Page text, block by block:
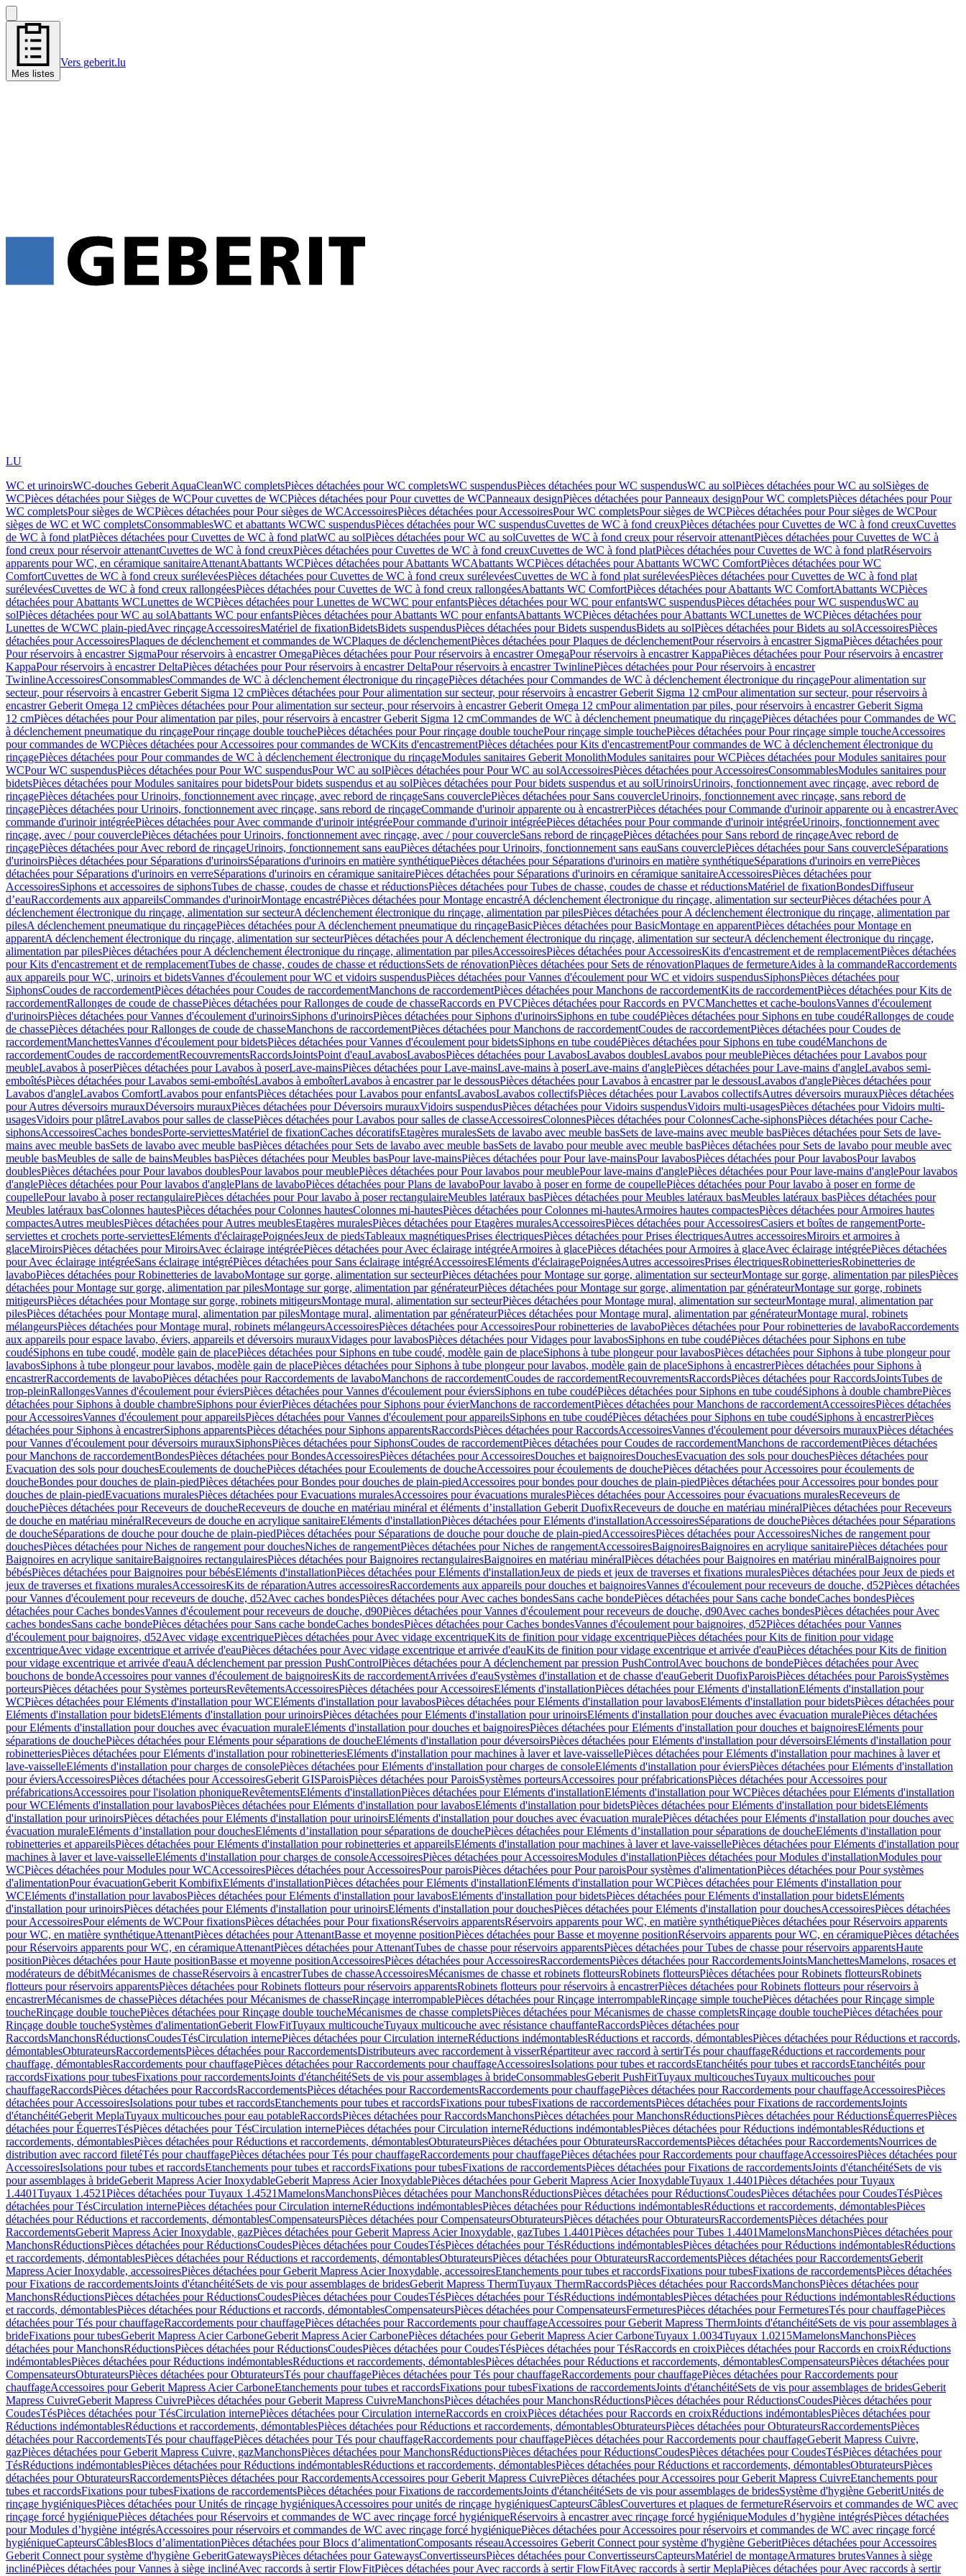
Mes listes
Vers geberit.lu
LU
WC et urinoirsWC-douches Geberit AquaCleanWC completsPièces détachées pour WC completsWC suspendusPièces détachées pour WC suspendusWC au solPièces détachées pour WC au solSièges de
WCPièces détachées pour Sièges de WCPour cuvettes de WCPièces détachées pour Pour cuvettes de WCPanneaux designPièces détachées pour Panneaux designPour WC completsPièces détachées pour Pour
WC completsPour sièges de WCPièces détachées pour Pour sièges de WCAccessoiresPièces détachées pour AccessoiresPour WC completsPour sièges de WCPièces détachées pour Pour sièges de WCPour
sièges de WC et WC completsConsommablesWC et abattants WCWC suspendusPièces détachées pour WC suspendusCuvettes de WC à fond creuxPièces détachées pour Cuvettes de WC à fond creuxCuvettes
de WC à fond platPièces détachées pour Cuvettes de WC à fond platWC au solPièces détachées pour WC au solCuvettes de WC à fond creux pour réservoir attenantPièces détachées pour Cuvettes de WC à
fond creux pour réservoir attenantCuvettes de WC à fond creuxPièces détachées pour Cuvettes de WC à fond creuxCuvettes de WC à fond platPièces détachées pour Cuvettes de WC à fond platRéservoirs
apparents pour WC, en céramique sanitaireAttenantAbattants WCPièces détachées pour Abattants WCAbattants WCPièces détachées pour Abattants WCWC ComfortPièces détachées pour WC
ComfortCuvettes de WC à fond creux surélevéesPièces détachées pour Cuvettes de WC à fond creux surélevéesCuvettes de WC à fond plat surélevéesPièces détachées pour Cuvettes de WC à fond plat
surélevéesCuvettes de WC à fond creux rallongéesPièces détachées pour Cuvettes de WC à fond creux rallongéesAbattants WC ComfortPièces détachées pour Abattants WC ComfortAbattants WCPièces
détachées pour Abattants WCLunettes de WCPièces détachées pour Lunettes de WCWC pour enfantsPièces détachées pour WC pour enfantsWC suspendusPièces détachées pour WC suspendusWC au
solPièces détachées pour WC au solAbattants WC pour enfantsPièces détachées pour Abattants WC pour enfantsAbattants WCPièces détachées pour Abattants WCLunettes de WCPièces détachées pour
Lunettes de WCWC plain-piedAvec rinçageAccessoiresMatériel de fixationBidetsBidets suspendusPièces détachées pour Bidets suspendusBidets au solPièces détachées pour Bidets au solAccessoiresPièces
détachées pour AccessoiresPlaques de déclenchement et commandes de WCPlaques de déclenchementPièces détachées pour Plaques de déclenchementPour réservoirs à encastrer SigmaPièces détachées pour
Pour réservoirs à encastrer SigmaPour réservoirs à encastrer OmegaPièces détachées pour Pour réservoirs à encastrer OmegaPour réservoirs à encastrer KappaPièces détachées pour Pour réservoirs à encastrer
KappaPour réservoirs à encastrer DeltaPièces détachées pour Pour réservoirs à encastrer DeltaPour réservoirs à encastrer TwinlinePièces détachées pour Pour réservoirs à encastrer
TwinlineAccessoiresConsommablesCommandes de WC à déclenchement électronique du rinçagePièces détachées pour Commandes de WC à déclenchement électronique du rinçagePour alimentation sur
secteur, pour réservoirs à encastrer Geberit Sigma 12 cmPièces détachées pour Pour alimentation sur secteur, pour réservoirs à encastrer Geberit Sigma 12 cmPour alimentation sur secteur, pour réservoirs à
encastrer Geberit Omega 12 cmPièces détachées pour Pour alimentation sur secteur, pour réservoirs à encastrer Geberit Omega 12 cmPour alimentation par piles, pour réservoirs à encastrer Geberit Sigma
12 cmPièces détachées pour Pour alimentation par piles, pour réservoirs à encastrer Geberit Sigma 12 cmCommandes de WC à déclenchement pneumatique du rinçagePièces détachées pour Commandes de WC
à déclenchement pneumatique du rinçagePour rinçage double touchePièces détachées pour Pour rinçage double touchePour rinçage simple touchePièces détachées pour Pour rinçage simple toucheAccessoires
pour commandes de WCPièces détachées pour Accessoires pour commandes de WCKits d'encastrementPièces détachées pour Kits d'encastrementPour commandes de WC à déclenchement électronique du
rinçagePièces détachées pour Pour commandes de WC à déclenchement électronique du rinçageModules sanitaires Geberit MonolithModules sanitaires pour WCPièces détachées pour Modules sanitaires pour
WCPour WC suspendusPièces détachées pour Pour WC suspendusPour WC au solPièces détachées pour Pour WC au solAccessoiresPièces détachées pour AccessoiresConsommablesModules sanitaires pour
bidetsPièces détachées pour Modules sanitaires pour bidetsPour bidets suspendus et au solPièces détachées pour Pour bidets suspendus et au solUrinoirsUrinoirs, fonctionnement avec rinçage, avec rebord de
rinçagePièces détachées pour Urinoirs, fonctionnement avec rinçage, avec rebord de rinçageSans couverclePièces détachées pour Sans couvercleUrinoirs, fonctionnement avec rinçage, sans rebord de
rinçagePièces détachées pour Urinoirs, fonctionnement avec rinçage, sans rebord de rinçageCommande d'urinoir apparente ou à encastrerPièces détachées pour Commande d'urinoir apparente ou à encastrerAvec
commande d'urinoir intégréePièces détachées pour Avec commande d'urinoir intégréePour commande d'urinoir intégréePièces détachées pour Pour commande d'urinoir intégréeUrinoirs, fonctionnement avec
rinçage, avec / pour couverclePièces détachées pour Urinoirs, fonctionnement avec rinçage, avec / pour couvercleSans rebord de rinçagePièces détachées pour Sans rebord de rinçageAvec rebord de
rinçagePièces détachées pour Avec rebord de rinçageUrinoirs, fonctionnement sans eauPièces détachées pour Urinoirs, fonctionnement sans eauSans couverclePièces détachées pour Sans couvercleSéparations
d'urinoirsPièces détachées pour Séparations d'urinoirsSéparations d'urinoirs en matière synthétiquePièces détachées pour Séparations d'urinoirs en matière synthétiqueSéparations d'urinoirs en verrePièces
détachées pour Séparations d'urinoirs en verreSéparations d'urinoirs en céramique sanitairePièces détachées pour Séparations d'urinoirs en céramique sanitaireAccessoiresPièces détachées pour
AccessoiresSiphons et accessoires de siphonsTubes de chasse, coudes de chasse et réductionsPièces détachées pour Tubes de chasse, coudes de chasse et réductionsMatériel de fixationBondesDiffuseur
d’eauRaccordements aux appareilsCommandes d'urinoirMontage encastréPièces détachées pour Montage encastréA déclenchement électronique du rinçage, alimentation sur secteurPièces détachées pour A
déclenchement électronique du rinçage, alimentation sur secteurA déclenchement électronique du rinçage, alimentation par pilesPièces détachées pour A déclenchement électronique du rinçage, alimentation par
pilesA déclenchement pneumatique du rinçagePièces détachées pour A déclenchement pneumatique du rinçageBasicPièces détachées pour BasicMontage en apparentPièces détachées pour Montage en
apparentA déclenchement électronique du rinçage, alimentation sur secteurPièces détachées pour A déclenchement électronique du rinçage, alimentation sur secteurA déclenchement électronique du rinçage,
alimentation par pilesPièces détachées pour A déclenchement électronique du rinçage, alimentation par pilesAccessoiresPièces détachées pour AccessoiresKits d'encastrement et de remplacementPièces détachées
pour Kits d'encastrement et de remplacementTubes de chasse, coudes de chasse et réductionsSets de rénovationPièces détachées pour Sets de rénovationPlaques de fermetureAides à la commandeRaccordements
aux appareils pour WC, urinoirs et bidetsVannes d'écoulement pour WC et vidoirs suspendusPièces détachées pour Vannes d'écoulement pour WC et vidoirs suspendusSiphonsPièces détachées pour
SiphonsCoudes de raccordementPièces détachées pour Coudes de raccordementManchons de raccordementPièces détachées pour Manchons de raccordementKits de raccordementPièces détachées pour Kits de
raccordementRallonges de coude de chassePièces détachées pour Rallonges de coude de chasseRaccords en PVCPièces détachées pour Raccords en PVCManchettes et cache-boulonsVannes d'écoulement
d'urinoirsPièces détachées pour Vannes d'écoulement d'urinoirsSiphons d'urinoirsPièces détachées pour Siphons d'urinoirsSiphons en tube coudéPièces détachées pour Siphons en tube coudéRallonges de coude
de chassePièces détachées pour Rallonges de coude de chasseManchons de raccordementPièces détachées pour Manchons de raccordementCoudes de raccordementPièces détachées pour Coudes de
raccordementManchettesVannes d'écoulement pour bidetsPièces détachées pour Vannes d'écoulement pour bidetsSiphons en tube coudéPièces détachées pour Siphons en tube coudéManchons de
raccordementCoudes de raccordementRecouvrementsRaccordsJointsPoint d'eauLavabosLavabosPièces détachées pour LavabosLavabos doublesLavabos pour meublePièces détachées pour Lavabos pour
meubleLavabos à poserPièces détachées pour Lavabos à poserLave-mainsPièces détachées pour Lave-mainsLave-mains à poserLave-mains d'anglePièces détachées pour Lave-mains d'angleLavabos semi-
emboîtésPièces détachées pour Lavabos semi-emboîtésLavabos à emboîterLavabos à encastrer par le dessousPièces détachées pour Lavabos à encastrer par le dessousLavabos d'anglePièces détachées pour
Lavabos d'angleLavabos ComfortLavabos pour enfantsPièces détachées pour Lavabos pour enfantsLavabosLavabos collectifsPièces détachées pour Lavabos collectifsAutres déversoirs murauxPièces détachées
pour Autres déversoirs murauxDéversoirs murauxPièces détachées pour Déversoirs murauxVidoirs suspendusPièces détachées pour Vidoirs suspendusVidoirs multi-usagesPièces détachées pour Vidoirs multi-
usagesVidoirs pour plâtreLavabos pour salles de classePièces détachées pour Lavabos pour salles de classeAccessoiresColonnesPièces détachées pour ColonnesCache-siphonsPièces détachées pour Cache-
siphonsAccessoiresCaches bondesPorte-serviettesMatériel de fixationCaches décoratifsEtagères muralesSets de lavabo avec meuble basSets de lave-mains avec meuble basPièces détachées pour Sets de lave-
mains avec meuble basSets de lavabo avec meuble basPièces détachées pour Sets de lavabo avec meuble basSets de lavabo pour meuble avec meuble basPièces détachées pour Sets de lavabo pour meuble avec
meuble basMeubles de salle de bainsMeubles basPièces détachées pour Meubles basPour lave-mainsPièces détachées pour Pour lave-mainsPour lavabosPièces détachées pour Pour lavabosPour lavabos
doublesPièces détachées pour Pour lavabos doublesPour lavabos pour meublePièces détachées pour Pour lavabos pour meublePour lave-mains d'anglePièces détachées pour Pour lave-mains d'anglePour lavabos
d'anglePièces détachées pour Pour lavabos d'anglePlans de lavaboPièces détachées pour Plans de lavaboPour lavabo à poser en forme de coupellePièces détachées pour Pour lavabo à poser en forme de
coupellePour lavabo à poser rectangulairePièces détachées pour Pour lavabo à poser rectangulaireMeubles latéraux basPièces détachées pour Meubles latéraux basMeubles latéraux basPièces détachées pour
Meubles latéraux basColonnes hautesPièces détachées pour Colonnes hautesColonnes mi-hautesPièces détachées pour Colonnes mi-hautesArmoires hautes compactesPièces détachées pour Armoires hautes
compactesAutres meublesPièces détachées pour Autres meublesEtagères muralesPièces détachées pour Etagères muralesAccessoiresPièces détachées pour AccessoiresCasiers et boîtes de rangementPorte-
serviettes et crochets porte-serviettesEléments d'éclairagePoignéesJeux de piedsTableaux magnétiquesPrises électriquesPièces détachées pour Prises électriquesAutres accessoiresMiroirs et armoires à
glaceMiroirsPièces détachées pour MiroirsAvec éclairage intégréePièces détachées pour Avec éclairage intégréeArmoires à glacePièces détachées pour Armoires à glaceAvec éclairage intégréePièces détachées
pour Avec éclairage intégréeSans éclairage intégréPièces détachées pour Sans éclairage intégréAccessoiresEléments d'éclairagePoignéesAutres accessoiresPrises électriquesRobinetteriesRobinetteries de
lavaboPièces détachées pour Robinetteries de lavaboMontage sur gorge, alimentation sur secteurPièces détachées pour Montage sur gorge, alimentation sur secteurMontage sur gorge, alimentation par pilesPièces
détachées pour Montage sur gorge, alimentation par pilesMontage sur gorge, alimentation par générateurPièces détachées pour Montage sur gorge, alimentation par générateurMontage sur gorge, robinets
mitigeursPièces détachées pour Montage sur gorge, robinets mitigeursMontage mural, alimentation sur secteurPièces détachées pour Montage mural, alimentation sur secteurMontage mural, alimentation par
pilesPièces détachées pour Montage mural, alimentation par pilesMontage mural, alimentation par générateurPièces détachées pour Montage mural, alimentation par générateurMontage mural, robinets
mélangeursPièces détachées pour Montage mural, robinets mélangeursAccessoiresPièces détachées pour AccessoiresPour robinetteries de lavaboPièces détachées pour Pour robinetteries de lavaboRaccordements
aux appareils pour espace lavabo, éviers, appareils et déversoirs murauxVidages pour lavabosPièces détachées pour Vidages pour lavabosSiphons en tube coudéPièces détachées pour Siphons en tube
coudéSiphons en tube coudé, modèle gain de placePièces détachées pour Siphons en tube coudé, modèle gain de placeSiphons à tube plongeur pour lavabosPièces détachées pour Siphons à tube plongeur pour
lavabosSiphons à tube plongeur pour lavabos, modèle gain de placePièces détachées pour Siphons à tube plongeur pour lavabos, modèle gain de placeSiphons à encastrerPièces détachées pour Siphons à
encastrerRaccordements de lavaboPièces détachées pour Raccordements de lavaboManchons de raccordementCoudes de raccordementRecouvrementsRaccordsPièces détachées pour RaccordsJointsTubes de
trop-pleinRallongesVannes d'écoulement pour éviersPièces détachées pour Vannes d'écoulement pour éviersSiphons en tube coudéPièces détachées pour Siphons en tube coudéSiphons à double chambrePièces
détachées pour Siphons à double chambreSiphons pour évierPièces détachées pour Siphons pour évierManchons de raccordementPièces détachées pour Manchons de raccordementAccessoiresPièces détachées
pour AccessoiresVannes d'écoulement pour appareilsPièces détachées pour Vannes d'écoulement pour appareilsSiphons en tube coudéPièces détachées pour Siphons en tube coudéSiphons à encastrerPièces
détachées pour Siphons à encastrerSiphons apparentsPièces détachées pour Siphons apparentsRaccordsPièces détachées pour RaccordsAccessoiresVannes d'écoulement pour déversoirs murauxPièces détachées
pour Vannes d'écoulement pour déversoirs murauxSiphonsPièces détachées pour SiphonsCoudes de raccordementPièces détachées pour Coudes de raccordementManchons de raccordementPièces détachées
pour Manchons de raccordementBondesPièces détachées pour BondesAccessoiresPièces détachées pour AccessoiresDouches et baignoiresDouchesEvacuation des sols pour douchesPièces détachées pour
Evacuation des sols pour douchesEcoulements de douchePièces détachées pour Ecoulements de doucheAccessoires pour écoulements de douchePièces détachées pour Accessoires pour écoulements de
doucheBondes pour douches de plain-piedPièces détachées pour Bondes pour douches de plain-piedAccessoires pour bondes pour douches de plain-piedPièces détachées pour Accessoires pour bondes pour
douches de plain-piedEvacuations muralesPièces détachées pour Evacuations muralesAccessoires pour évacuations muralesPièces détachées pour Accessoires pour évacuations muralesReceveurs de
douchePièces détachées pour Receveurs de doucheReceveurs de douche en matériau minéral et éléments d’installation Geberit DuofixReceveurs de douche en matériau minéralPièces détachées pour Receveurs
de douche en matériau minéralReceveurs de douche en acrylique sanitaireEléments d'installationPièces détachées pour Eléments d'installationAccessoiresSéparations de douchePièces détachées pour Séparations
de doucheSéparations de douche pour douche de plain-piedPièces détachées pour Séparations de douche pour douche de plain-piedAccessoiresPièces détachées pour AccessoiresNiches de rangement pour
douchesPièces détachées pour Niches de rangement pour douchesNiches de rangementPièces détachées pour Niches de rangementAccessoiresBaignoiresBaignoires en acrylique sanitairePièces détachées pour
Baignoires en acrylique sanitaireBaignoires rectangulairesPièces détachées pour Baignoires rectangulairesBaignoires en matériau minéralPièces détachées pour Baignoires en matériau minéralBaignoires pour
bébésPièces détachées pour Baignoires pour bébésEléments d'installationPièces détachées pour Eléments d'installationJeux de pieds et jeux de traverses et fixations muralesPièces détachées pour Jeux de pieds et
jeux de traverses et fixations muralesAccessoiresKits de réparationAutres accessoiresRaccordements aux appareils pour douches et baignoiresVannes d'écoulement pour receveurs de douche, d52Pièces détachées
pour Vannes d'écoulement pour receveurs de douche, d52Avec caches bondesPièces détachées pour Avec caches bondesSans cache bondePièces détachées pour Sans cache bondeCaches bondesPièces
détachées pour Caches bondesVannes d'écoulement pour receveurs de douche, d90Pièces détachées pour Vannes d'écoulement pour receveurs de douche, d90Avec caches bondesPièces détachées pour Avec
caches bondesSans cache bondePièces détachées pour Sans cache bondeCaches bondesPièces détachées pour Caches bondesVannes d'écoulement pour baignoires, d52Pièces détachées pour Vannes
d'écoulement pour baignoires, d52Avec vidage excentriquePièces détachées pour Avec vidage excentriqueKits de finition pour vidage excentriquePièces détachées pour Kits de finition pour vidage
excentriqueAvec vidage excentrique et arrivée d'eauPièces détachées pour Avec vidage excentrique et arrivée d'eauKits de finition pour vidage excentrique et arrivée d'eauPièces détachées pour Kits de finition
pour vidage excentrique et arrivée d'eauA déclenchement par pression PushControlPièces détachées pour A déclenchement par pression PushControlAvec bouchons de bondePièces détachées pour Avec
bouchons de bondeAccessoires pour vannes d'écoulement de baignoiresKits de raccordementArrivées d'eauSystèmes d'installation et de chasse d'eauGeberit DuofixParoisPièces détachées pour ParoisSystèmes
porteursPièces détachées pour Systèmes porteursRevêtementsAccessoiresPièces détachées pour AccessoiresEléments d'installationPièces détachées pour Eléments d'installationEléments d'installation pour
WCPièces détachées pour Eléments d'installation pour WCEléments d'installation pour lavabosPièces détachées pour Eléments d'installation pour lavabosEléments d'installation pour bidetsPièces détachées pour
Eléments d'installation pour bidetsEléments d'installation pour urinoirsPièces détachées pour Eléments d'installation pour urinoirsEléments d'installation pour douches avec évacuation muralePièces détachées
pour Eléments d'installation pour douches avec évacuation muraleEléments d'installation pour douches et baignoiresPièces détachées pour Eléments d'installation pour douches et baignoiresEléments pour
séparations de douchePièces détachées pour Eléments pour séparations de doucheEléments d'installation pour déversoirsPièces détachées pour Eléments d'installation pour déversoirsEléments d'installation pour
robinetteriesPièces détachées pour Eléments d'installation pour robinetteriesEléments d'installation pour machines à laver et lave-vaissellePièces détachées pour Eléments d'installation pour machines à laver et
lave-vaisselleEléments d'installation pour charges de consolePièces détachées pour Eléments d'installation pour charges de consoleEléments d'installation pour éviersPièces détachées pour Eléments d'installation
pour éviersAccessoiresPièces détachées pour AccessoiresGeberit GISParoisPièces détachées pour ParoisSystèmes porteursAccessoires pour préfabricationsPièces détachées pour Accessoires pour
préfabricationsAccessoires pour l'isolation phoniqueRevêtementsEléments d'installationPièces détachées pour Eléments d'installationEléments d'installation pour WCPièces détachées pour Eléments d'installation
pour WCEléments d'installation pour lavabosPièces détachées pour Eléments d'installation pour lavabosEléments d'installation pour bidetsPièces détachées pour Eléments d'installation pour bidetsEléments
d'installation pour urinoirsPièces détachées pour Eléments d'installation pour urinoirsEléments d'installation pour douches avec évacuation muralePièces détachées pour Eléments d'installation pour douches avec
évacuation muraleEléments d’installation pour douchesEléments d’installation pour séparations de douchePièces détachées pour Eléments d’installation pour séparations de doucheEléments d'installation pour
robinetteries et appareilsPièces détachées pour Eléments d'installation pour robinetteries et appareilsEléments d'installation pour machines à laver et lave-vaissellePièces détachées pour Eléments d'installation pour
machines à laver et lave-vaisselleEléments d'installation pour charges de consoleAccessoiresPièces détachées pour AccessoiresModules d'installationPièces détachées pour Modules d'installationModules pour
WCPièces détachées pour Modules pour WCAccessoiresPièces détachées pour AccessoiresPour paroisPièces détachées pour Pour paroisPour systèmes d'alimentationPièces détachées pour Pour systèmes
d'alimentationPour évacuationGeberit KombifixEléments d'installationPièces détachées pour Eléments d'installationEléments d'installation pour WCPièces détachées pour Eléments d'installation pour
WCEléments d'installation pour lavabosPièces détachées pour Eléments d'installation pour lavabosEléments d'installation pour bidetsPièces détachées pour Eléments d'installation pour bidetsEléments
d'installation pour urinoirsPièces détachées pour Eléments d'installation pour urinoirsEléments d'installation pour douchesPièces détachées pour Eléments d'installation pour douchesAccessoiresPièces détachées
pour AccessoiresPour eléments de WCPour fixationsPièces détachées pour Pour fixationsRéservoirs apparentsRéservoirs apparents pour WC, en matière synthétiquePièces détachées pour Réservoirs apparents
pour WC, en matière synthétiqueAttenantPièces détachées pour AttenantBasse et moyenne positionPièces détachées pour Basse et moyenne positionRéservoirs apparents pour WC, en céramiquePièces détachées
pour Réservoirs apparents pour WC, en céramiqueAttenantPièces détachées pour AttenantTubes de chasse pour réservoirs apparentsPièces détachées pour Tubes de chasse pour réservoirs apparentsHaute
positionPièces détachées pour Haute positionBasse et moyenne positionAccessoiresPièces détachées pour AccessoiresRaccordementsPièces détachées pour RaccordementsJointsManchettesMamelons, rosaces et
modérateurs de débitMécanismes de chasseRéservoirs à encastrerTubes de chasseAccessoiresMécanismes de chasse et robinets flotteursRobinets flotteursPièces détachées pour Robinets flotteursRobinets
flotteurs pour réservoirs apparentsPièces détachées pour Robinets flotteurs pour réservoirs apparentsRobinets flotteurs pour réservoirs à encastrerPièces détachées pour Robinets flotteurs pour réservoirs à
encastrerMécanismes de chassePièces détachées pour Mécanismes de chasseRinçage interrompablePièces détachées pour Rinçage interrompableRinçage simple touchePièces détachées pour Rinçage simple
toucheRinçage double touchePièces détachées pour Rinçage double toucheMécanismes de chasse completsPièces détachées pour Mécanismes de chasse completsRinçage double touchePièces détachées pour
Rinçage double toucheSystèmes d'alimentationGeberit FlowFitTuyaux multicoucheTuyaux multicouche avec résistance chauffanteRaccordsPièces détachées pour
RaccordsManchonsRéductionsCoudesTésCirculation internePièces détachées pour Circulation interneRéductions indémontablesRéductions et raccords, démontablesPièces détachées pour Réductions et raccords,
démontablesObturateursRaccordementsPièces détachées pour RaccordementsDistributeurs avec raccordement à visserRépartiteur avec raccord à sertirTés pour chauffageRéductions et raccordements pour
chauffage, démontablesRaccordements pour chauffagePièces détachées pour Raccordements pour chauffageAccessoiresIsolations pour tubes et raccordsEtanchéités pour tubes et raccordsEtanchéités pour
raccordsFixations pour tubesFixations pour raccordementsJoints d'étanchéitéSets de vis pour assemblages à brideConsommablesGeberit PushFitTuyaux multicouchesTuyaux multicouches pour
chauffageRaccordsPièces détachées pour RaccordsRaccordementsPièces détachées pour RaccordementsRaccordements pour chauffagePièces détachées pour Raccordements pour chauffageAccessoiresPièces
détachées pour AccessoiresIsolations pour tubes et raccordsEtanchements pour tubes et raccordsFixations pour tubesFixations de raccordementsPièces détachées pour Fixations de raccordementsJoints
d'étanchéitéGeberit MeplaTuyaux multicouches pour eau potableRaccordsPièces détachées pour RaccordsManchonsPièces détachées pour ManchonsRéductionsPièces détachées pour RéductionsÉquerresPièces
détachées pour ÉquerresTésPièces détachées pour TésCirculation internePièces détachées pour Circulation interneRéductions indémontablesPièces détachées pour Réductions indémontablesRéductions et
raccordements, démontablesPièces détachées pour Réductions et raccordements, démontablesObturateursPièces détachées pour ObturateursRaccordementsPièces détachées pour RaccordementsNourrices de
distribution avec raccord filetéTés pour chauffagePièces détachées pour Tés pour chauffageRaccordements pour chauffagePièces détachées pour Raccordements pour chauffageAccessoiresPièces détachées pour
AccessoiresIsolations pour tubes et raccordsEtanchements pour tubes et raccordsFixations pour tubesFixations de raccordementsPièces détachées pour Fixations de raccordementsJoints d'étanchéitéSets de vis
pour assemblages à brideGeberit Mapress Acier InoxydableGeberit Mapress Acier InoxydablePièces détachées pour Geberit Mapress Acier InoxydableTuyaux 1.4401Pièces détachées pour Tuyaux
1.4401Tuyaux 1.4521Pièces détachées pour Tuyaux 1.4521MamelonsManchonsPièces détachées pour ManchonsRéductionsPièces détachées pour RéductionsCoudesPièces détachées pour CoudesTésPièces
détachées pour TésCirculation internePièces détachées pour Circulation interneRéductions indémontablesPièces détachées pour Réductions indémontablesRéductions et raccordements, démontablesPièces
détachées pour Réductions et raccordements, démontablesCompensateursPièces détachées pour CompensateursObturateursPièces détachées pour ObturateursRaccordementsPièces détachées pour
RaccordementsGeberit Mapress Acier Inoxydable, gazPièces détachées pour Geberit Mapress Acier Inoxydable, gazTubes 1.4401Pièces détachées pour Tubes 1.4401MamelonsManchonsPièces détachées pour
ManchonsRéductionsPièces détachées pour RéductionsCoudesPièces détachées pour CoudesTésPièces détachées pour TésRéductions indémontablesPièces détachées pour Réductions indémontablesRéductions
et raccordements, démontablesPièces détachées pour Réductions et raccordements, démontablesObturateursPièces détachées pour ObturateursRaccordementsPièces détachées pour RaccordementsGeberit
Mapress Acier Inoxydable, accessoiresPièces détachées pour Geberit Mapress Acier Inoxydable, accessoiresEtanchements pour tubes et raccordsFixations pour tubesFixations de raccordementsPièces détachées
pour Fixations de raccordementsJoints d'étanchéitéSets de vis pour assemblages de bridesGeberit Mapress ThermTuyaux ThermRaccordsPièces détachées pour RaccordsManchonsPièces détachées pour
ManchonsRéductionsPièces détachées pour RéductionsCoudesPièces détachées pour CoudesTésPièces détachées pour TésRéductions indémontablesPièces détachées pour Réductions indémontablesRéductions
et raccords, démontablesPièces détachées pour Réductions et raccords, démontablesCompensateursPièces détachées pour CompensateursFermeturesPièces détachées pour FermeturesTés pour chauffagePièces
détachées pour Tés pour chauffageRaccordements pour chauffagePièces détachées pour Raccordements pour chauffageAccessoires pour Geberit Mapress ThermJoints d'étanchéitéSets de vis pour assemblages à
brideFixations pour tubesGeberit Mapress Acier CarboneGeberit Mapress Acier CarbonePièces détachées pour Geberit Mapress Acier CarboneTuyaux 1.0034Tuyaux 1.0215MamelonsManchonsPièces
détachées pour ManchonsRéductionsPièces détachées pour RéductionsCoudesPièces détachées pour CoudesTésPièces détachées pour TésRaccords en croixPièces détachées pour Raccords en croixRéductions
indémontablesPièces détachées pour Réductions indémontablesRéductions et raccordements, démontablesPièces détachées pour Réductions et raccordements, démontablesCompensateursPièces détachées pour
CompensateursObturateursPièces détachées pour ObturateursTés pour chauffagePièces détachées pour Tés pour chauffageRaccordements pour chauffagePièces détachées pour Raccordements pour
chauffageAccessoires pour Geberit Mapress Acier CarboneEtanchements pour tubes et raccordsFixations pour tubesFixations de raccordementsJoints d'étanchéitéSets de vis pour assemblages de bridesGeberit
Mapress CuivreGeberit Mapress CuivrePièces détachées pour Geberit Mapress CuivreManchonsPièces détachées pour ManchonsRéductionsPièces détachées pour RéductionsCoudesPièces détachées pour
CoudesTésPièces détachées pour TésCirculation internePièces détachées pour Circulation interneRaccords en croixPièces détachées pour Raccords en croixRéductions indémontablesPièces détachées pour
Réductions indémontablesRéductions et raccordements, démontablesPièces détachées pour Réductions et raccordements, démontablesObturateursPièces détachées pour ObturateursRaccordementsPièces
détachées pour RaccordementsTés pour chauffagePièces détachées pour Tés pour chauffageRaccordements pour chauffagePièces détachées pour Raccordements pour chauffageGeberit Mapress Cuivre,
gazPièces détachées pour Geberit Mapress Cuivre, gazManchonsPièces détachées pour ManchonsRéductionsPièces détachées pour RéductionsCoudesPièces détachées pour CoudesTésPièces détachées pour
TésRéductions indémontablesPièces détachées pour Réductions indémontablesRéductions et raccordements, démontablesPièces détachées pour Réductions et raccordements, démontablesObturateursPièces
détachées pour ObturateursRaccordementsPièces détachées pour RaccordementsAccessoires pour Geberit Mapress CuivrePièces détachées pour Accessoires pour Geberit Mapress CuivreEtanchements pour
tubes et raccordsFixations pour tubesFixations de raccordementsPièces détachées pour Fixations de raccordementsJoints d'étanchéitéSets de vis pour assemblages de bridesSystème d'hygiène GeberitUnités de
rinçage hygiéniquesPièces détachées pour Unités de rinçage hygiéniquesAccessoires pour unités de rinçage hygiéniquesCapteursCâblesCouvertures et plaques de fermetureRéservoirs et commandes de WC avec
rinçage forcé hygiéniquePièces détachées pour Réservoirs et commandes de WC avec rinçage forcé hygiéniqueRéservoirs à encastrer avec rinçage forcé hygiéniqueModules d’hygiène intégrésPièces détachées
pour Modules d’hygiène intégrésAccessoires pour réservoirs et commandes de WC avec rinçage forcé hygiéniquePièces détachées pour Accessoires pour réservoirs et commandes de WC avec rinçage forcé
hygiéniqueCapteursCâblesBlocs d’alimentationPièces détachées pour Blocs d’alimentationComposants réseauAccessoires Geberit Connect pour système d'hygiène GeberitPièces détachées pour Accessoires
Geberit Connect pour système d'hygiène GeberitGatewaysPièces détachées pour GatewaysConvertisseursPièces détachées pour ConvertisseursCapteursMatériel de montageArmatures brutesVannes à siège
inclinéPièces détachées pour Vannes à siège inclinéAvec raccords à sertir FlowFitPièces détachées pour Avec raccords à sertir FlowFitAvec raccords à sertir MeplaPièces détachées pour Avec raccords à sertir